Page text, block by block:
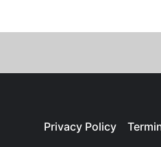
Privacy Policy